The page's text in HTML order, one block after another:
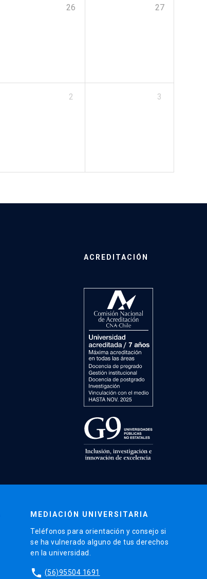
26 27
2 3
ACREDITACIÓN
MEDIACIÓN UNIVERSITARIA
Teléfonos para orientación y consejo si
se ha vulnerado alguno de tus derechos
en la universidad.
phone (56)95504 1691